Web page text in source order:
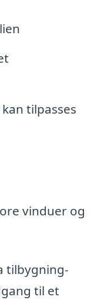
tilpasses
vinduer og
tilbygning-
til et